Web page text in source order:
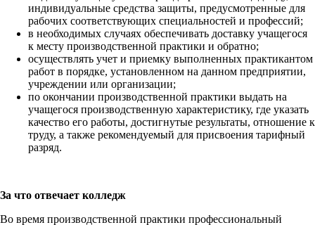
индивидуальные средства защиты, предусмотренные для
рабочих соответствующих специальностей и профессий;
в необходимых случаях обеспечивать доставку учащегося
к месту производственной практики и обратно;
осуществлять учет и приемку выполненных практикантом
работ в порядке, установленном на данном предприятии,
учреждении или организации;
по окончании производственной практики выдать на
учащегося производственную характеристику, где указать
качество его работы, достигнутые результаты, отношение к
труду, а также рекомендуемый для присвоения тарифный
разряд.
За что отвечает колледж
Во время производственной практики профессиональный